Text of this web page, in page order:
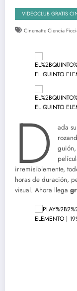
VIDEOCLUB GRATIS
Cinematte Ciencia
D
ada
guión,
irremisiblemente,
horas de duración,
visual. Ahora llega